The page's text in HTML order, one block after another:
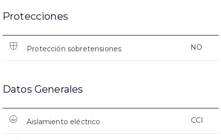
Protecciones
Protección sobretensiones NO
Datos Generales
Aislamiento eléctrico CCI